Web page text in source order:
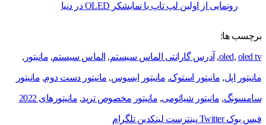
رونمایی از اولین لپ تاپ با نمایشکر OLED در دنیا
برچسب ها:
oled, oled tv
, آدرس گارانتی الماس سیستم, الماس سیستم, مانیتور ,
مانیتور اپل, مانیتور استوک, مانیتور ایسوس, مانیتور دست دوم, مانیتور
سامسونگ, مانیتور شیائومی, مانیتور مخصوص ترید, مانیتورهای 2022
فیس بوک Twitter پینترست لینکدین تلگرام